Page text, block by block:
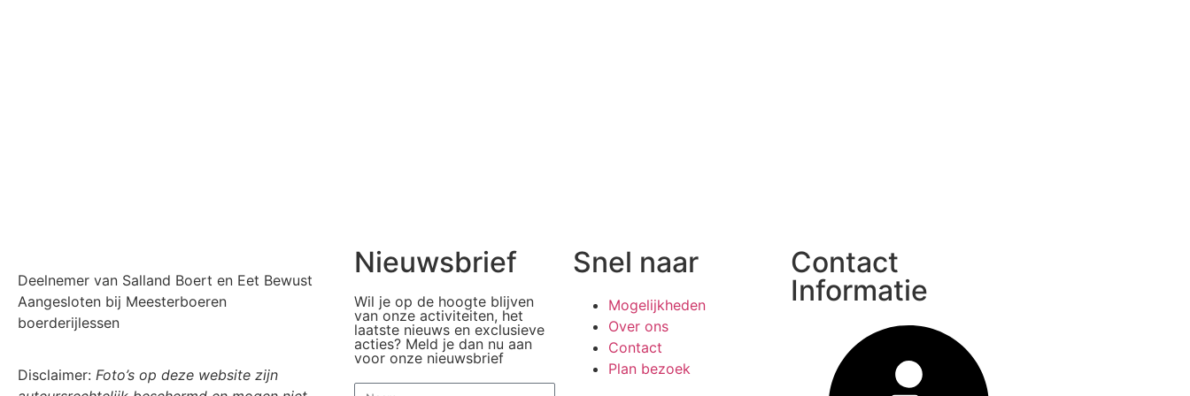
Deelnemer van Salland Boert en Eet Bewust
Aangesloten bij Meesterboeren
boerderijlessen
Disclaimer: Foto’s op deze website zijn
Nieuwsbrief
Wil je op de hoogte blijven
van onze activiteiten, het
laatste nieuws en exclusieve
acties? Meld je dan nu aan
voor onze nieuwsbrief
Snel naar
Mogelijkheden
Over ons
Contact
Plan bezoek
Contact
Informatie